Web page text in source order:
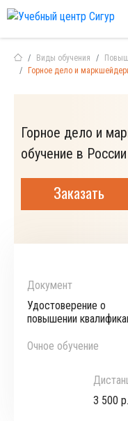
Виды обучения
Горное дело и
Горное дело и
обучение в России
Заказать
Документ
Удостоверение о
повышении
Очное обучение
3 500 р.